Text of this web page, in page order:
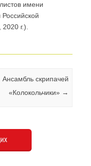
имени
Российской
г.).
Ансамбль скрипачей
«Колокольчики» →